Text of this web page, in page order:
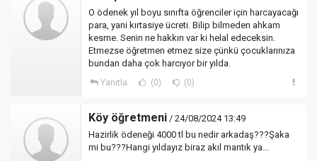
O ödenek yıl boyu sınıfta öğrenciler için harcayacağı
para, yani kırtasiye ücreti. Bilip bilmeden ahkam
kesme. Senin ne hakkın var ki helal edeceksin.
Etmezse öğretmen etmez size çünkü çocuklarınıza
bundan daha çok harcıyor bir yılda.
Yanıtla (0) (0)
Köy öğretmeni / 24/08/2024 13:49
Hazirlik ödeneği 4000 tl bu nedir arkadaş???Şaka
mi bu???Hangi yıldayız biraz akıl mantık ya...